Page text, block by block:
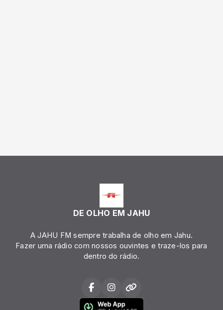
DE OLHO EM JAHU
A JAHU FM sempre trabalha de olho em Jahu.
Fazer uma rádio com nossos ouvintes e traze-los para
dentro do rádio.